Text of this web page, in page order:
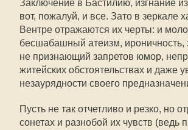
Заключение в Бастилию, изгнание
вот, пожалуй, и все. Зато в зеркале
Вентре отражаются их черты: и
бесшабашный атеизм, ироничность,
не признающий запретов юмор,
житейских обстоятельствах и даже
незаурядности своего
Пусть не так отчетливо и резко, но
сонетах и разнобой их чувств (ведь